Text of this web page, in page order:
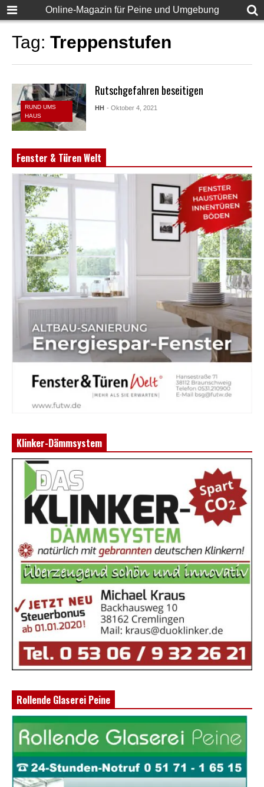
Online-Magazin für Peine und Umgebung
Tag: Treppenstufen
RUND UMS
HAUS
Rutschgefahren beseitigen
HH - Oktober 4, 2021
Fenster & Türen Welt
Klinker-Dämmsystem
Rollende Glaserei Peine